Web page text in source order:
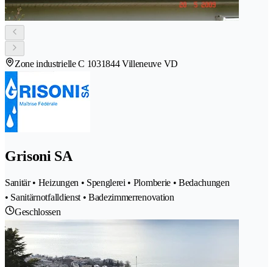
Zone industrielle C 1031844 Villeneuve VD
Grisoni SA
Sanitär • Heizungen • Spenglerei • Plomberie • Bedachungen
• Sanitärnotfalldienst • Badezimmerrenovation
Geschlossen